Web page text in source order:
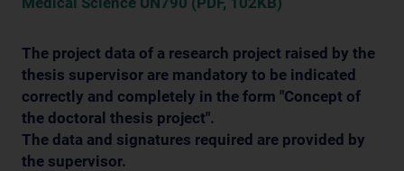
The project data of a research project raised by the
thesis supervisor are mandatory to be indicated
correctly and completely in the form "Concept of
the doctoral thesis project".
The data and signatures required are provided by
the supervisor.